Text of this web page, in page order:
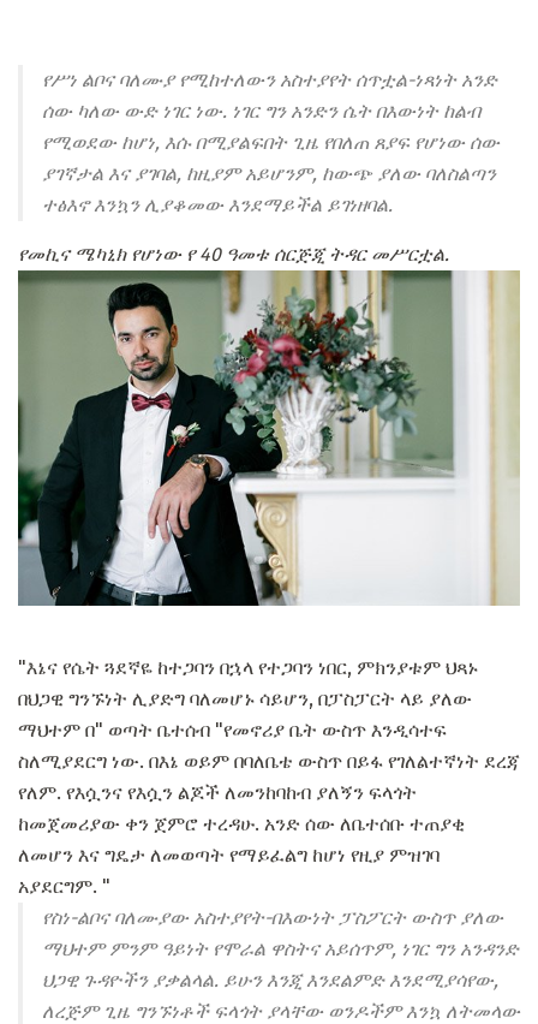
የሥነ ልቦና ባለሙያ የሚከተለውን አስተያየት ሰጥቷል-ነጻነት አንድ
ሰው ካለው ውድ ነገር ነው. ነገር ግን አንድን ሴት በእውነት ከልብ
የሚወደው ከሆነ, እሱ በሚያልፍበት ጊዜ የበለጠ ጸያፍ የሆነው ሰው
ያገኛታል እና ያገባል, ከዚያም አይሆንም, ከውጭ ያለው ባለስልጣን
ተፅእኖ እንኳን ሊያቆመው እንደማይችል ይገነዘባል.
የመኪና ሜካኒክ የሆነው የ 40 ዓመቱ ሰርጅጂ ትዳር መሥርቷል.
"እኔና የሴት ጓደኛዬ ከተጋባን በኋላ የተጋባን ነበር, ምክንያቱም ህጻኑ
በህጋዊ ግንኙነት ሊያድግ ባለመሆኑ ሳይሆን, በፓስፓርት ላይ ያለው
ማህተም በ" ወጣት ቤተሰብ "የመኖሪያ ቤት ውስጥ እንዲሳተፍ
ስለሚያደርግ ነው. በእኔ ወይም በባለቤቴ ውስጥ በይፋ የገለልተኛነት ደረጃ
የለም. የእሷንና የእሷን ልጆች ለመንከባከብ ያለኝን ፍላጎት
ከመጀመሪያው ቀን ጀምሮ ተረዳሁ. አንድ ሰው ለቤተሰቡ ተጠያቂ
ለመሆን እና ግዴታ ለመወጣት የማይፈልግ ከሆነ የዚያ ምዝገባ
አያደርግም. "
የስነ-ልቦና ባለሙያው አስተያየት-በእውነት ፓስፖርት ውስጥ ያለው
ማህተም ምንም ዓይነት የሞራል ዋስትና አይሰጥም, ነገር ግን አንዳንድ
ህጋዊ ጉዳዮችን ያቃልላል. ይሁን እንጂ እንደልምድ እንደሚያሳየው,
ለረጅም ጊዜ ግንኙነቶች ፍላጎት ያላቸው ወንዶችም እንኳ ለትመላው